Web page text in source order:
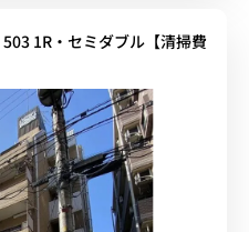
1R・セミダブル【清掃費